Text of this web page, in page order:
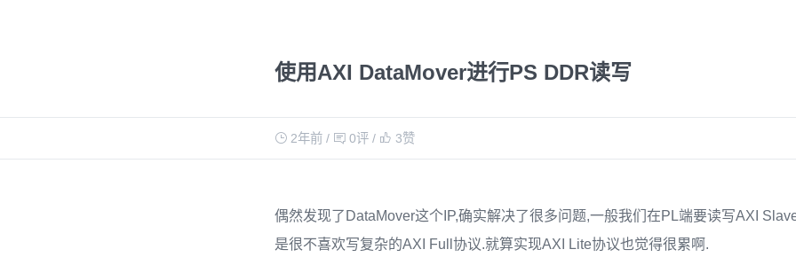
使用AXI DataMover进行PS DDR读写
2年前/ 0评/ 3赞
偶然发现了DataMover这个IP,确实解决了很多问题,一般我们在PL端要读写AXI
是很不喜欢写复杂的AXI Full协议.就算实现AXI Lite协议也觉得很累啊.